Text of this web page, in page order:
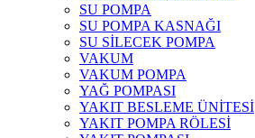
SU POMPA
SU POMPA KASNAĞI
SU SİLECEK POMPA
VAKUM
VAKUM POMPA
YAĞ POMPASI
YAKIT BESLEME ÜNİTESİ
YAKIT POMPA RÖLESİ